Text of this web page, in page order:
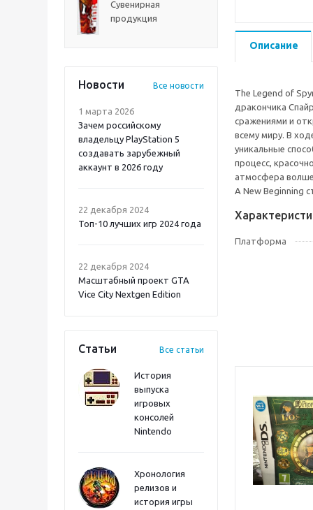
Сувенирная
продукция
Новости Все новости
1 марта 2026
Зачем российскому
владельцу PlayStation 5
создавать зарубежный
аккаунт в 2026 году
22 декабря 2024
Топ-10 лучших игр 2024 года
22 декабря 2024
Масштабный проект GTA
Vice City Nextgen Edition
Статьи Все статьи
История
выпуска
игровых
консолей
Nintendo
Хронология
релизов и
история игры
Onimusha: Way of the
Sword PS5
Описание
The Legend of
дракончика
сражениями и
всему миру. В
уникальные
процесс,
атмосфера
A New Beginning
Платформа